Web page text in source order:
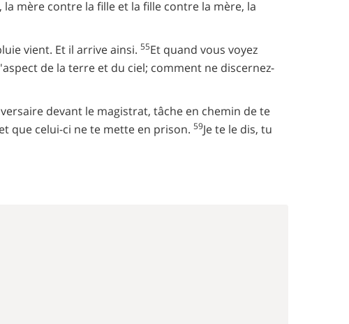
mère contre la fille et la fille contre la mère, la
vient. Et il arrive ainsi. 55Et quand vous voyez
de la terre et du ciel; comment ne discernez-
devant le magistrat, tâche en chemin de te
que celui-ci ne te mette en prison. 59Je te le dis, tu